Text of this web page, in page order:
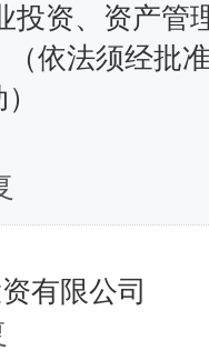
投资、资产管
依法须经批
有限公司